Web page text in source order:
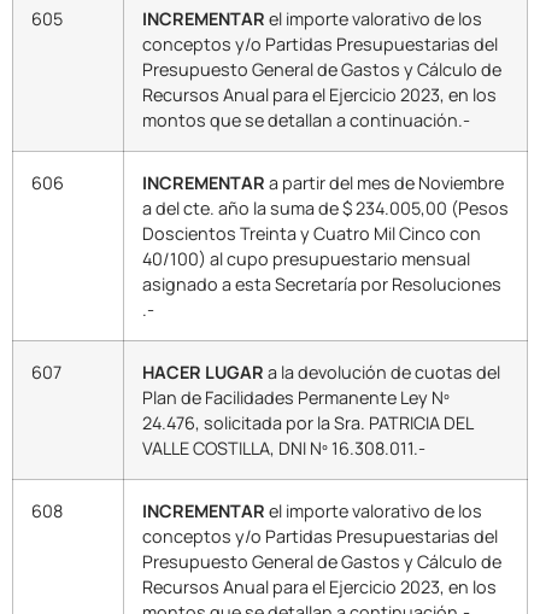
605 INCREMENTAR el importe valorativo de los
conceptos y/o Partidas Presupuestarias del
Presupuesto General de Gastos y Cálculo de
Recursos Anual para el Ejercicio 2023, en los
montos que se detallan a continuación.-
606 INCREMENTAR a partir del mes de Noviembre
a del cte. año la suma de $ 234.005,00 (Pesos
Doscientos Treinta y Cuatro Mil Cinco con
40/100) al cupo presupuestario mensual
asignado a esta Secretaría por Resoluciones
.-
607 HACER LUGAR a la devolución de cuotas del
Plan de Facilidades Permanente Ley Nº
24.476, solicitada por la Sra. PATRICIA DEL
VALLE COSTILLA, DNI Nº 16.308.011.-
608 INCREMENTAR el importe valorativo de los
conceptos y/o Partidas Presupuestarias del
Presupuesto General de Gastos y Cálculo de
Recursos Anual para el Ejercicio 2023, en los